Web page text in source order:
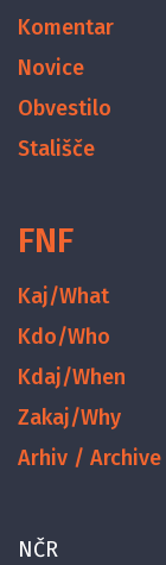
Komentar
Novice
Obvestilo
Stališče
FNF
Kaj/What
Kdo/Who
Kdaj/When
Zakaj/Why
Arhiv / Archive
NČR